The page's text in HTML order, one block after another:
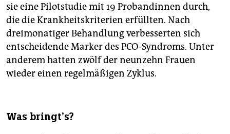
sie eine Pilotstudie mit 19 Probandinnen durch,
die die Krankheitskriterien erfüllten. Nach
dreimonatiger Behandlung verbesserten sich
entscheidende Marker des PCO-Syndroms. Unter
anderem hatten zwölf der neunzehn Frauen
wieder einen regelmäßigen Zyklus.
Was bringt’s?